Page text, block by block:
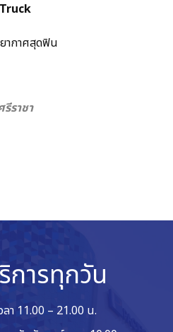
ากาศสุดฟิน
ราชา
การทุกวัน
า 11.00 – 21.00 น.